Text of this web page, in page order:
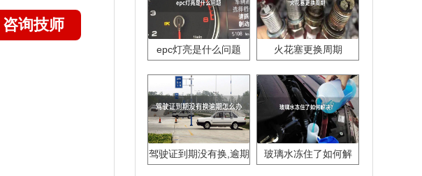
咨询技师
epc灯亮是什么问题 火花塞更换周期
驾驶证到期没有换,逾期
玻璃水冻住了如何解